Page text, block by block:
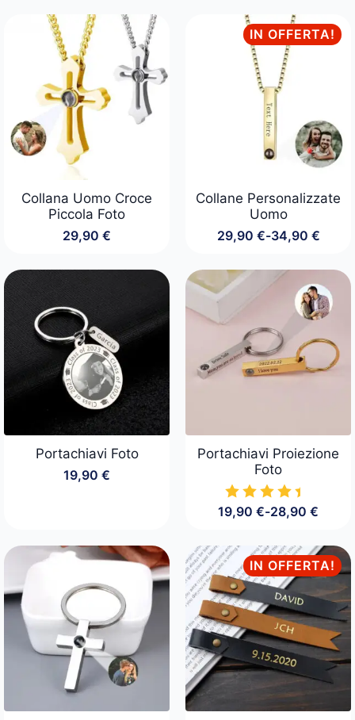
Collana Uomo Croce
Piccola Foto
29,90 €
IN OFFERTA!
Collane Personalizzate
Uomo
29,90 €-34,90 €
Fascia
prezzo:
29,90 €
34,90 €
Portachiavi Foto
19,90 €
Portachiavi Proiezione
Foto
19,90 €-28,90 €
Fascia
prezzo:
da
19,90 €
a
28,90 €
IN OFFERTA!